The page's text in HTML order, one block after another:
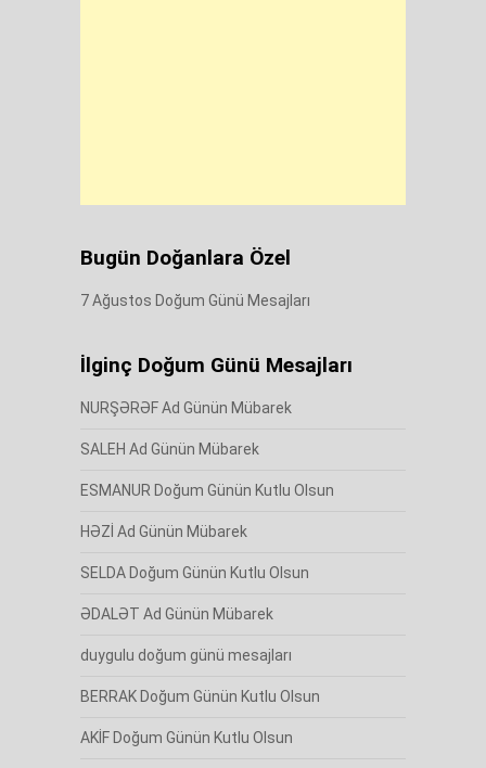
Bugün Doğanlara Özel
7 Ağustos Doğum Günü Mesajları
İlginç Doğum Günü Mesajları
NURŞƏRƏF Ad Günün Mübarek
SALEH Ad Günün Mübarek
ESMANUR Doğum Günün Kutlu Olsun
HƏZİ Ad Günün Mübarek
SELDA Doğum Günün Kutlu Olsun
ƏDALƏT Ad Günün Mübarek
duygulu doğum günü mesajları
BERRAK Doğum Günün Kutlu Olsun
AKİF Doğum Günün Kutlu Olsun